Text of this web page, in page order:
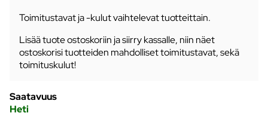
Toimitustavat ja -kulut vaihtelevat tuotteittain.
Lisää tuote ostoskoriin ja siirry kassalle, niin näet
ostoskorisi tuotteiden mahdolliset toimitustavat, sekä
toimituskulut!
Saatavuus
Heti